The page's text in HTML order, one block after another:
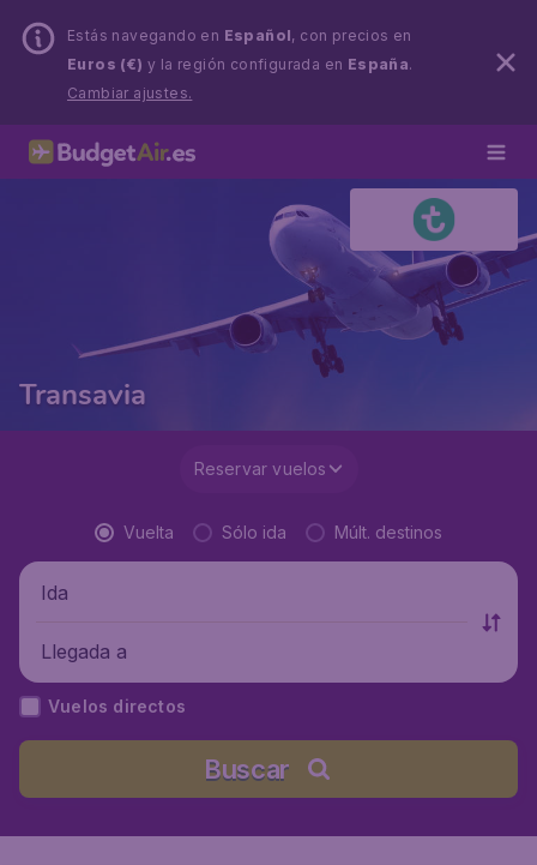
Estás navegando en Español, con precios en
Euros (€) y la región configurada en España.
Cambiar ajustes.
Transavia
Reservar vuelos
Vuelta Sólo ida Múlt. destinos
Ida
Llegada a
Vuelos directos
Buscar